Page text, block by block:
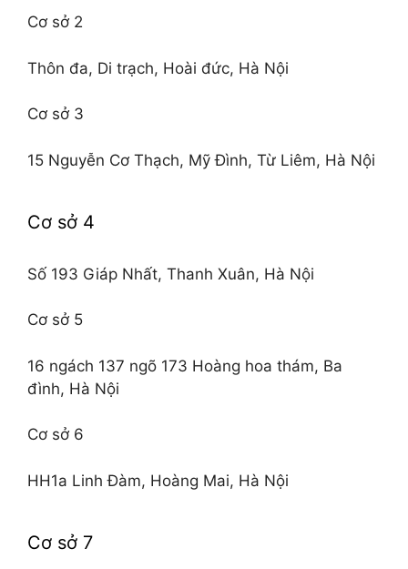
Cơ sở 2
Thôn đa, Di trạch, Hoài đức, Hà Nội
Cơ sở 3
15 Nguyễn Cơ Thạch, Mỹ Đình, Từ Liêm, Hà Nội
Cơ sở 4
Số 193 Giáp Nhất, Thanh Xuân, Hà Nội
Cơ sở 5
16 ngách 137 ngõ 173 Hoàng hoa thám, Ba
đình, Hà Nội
Cơ sở 6
HH1a Linh Đàm, Hoàng Mai, Hà Nội
Cơ sở 7